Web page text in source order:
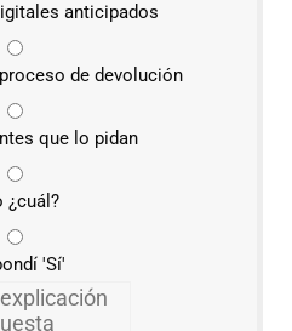
anticipados
de devolución
que lo pidan
¿cuál?
'Sí'